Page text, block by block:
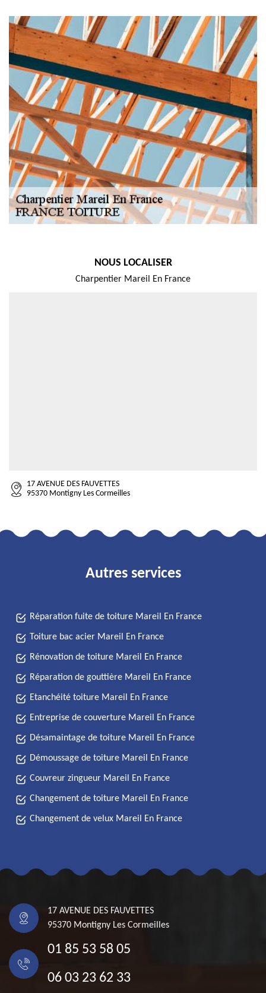
NOUS LOCALISER
Charpentier Mareil En France
17 AVENUE DES FAUVETTES
95370 Montigny Les Cormeilles
Autres services
Réparation fuite de toiture Mareil En France
Toiture bac acier Mareil En France
Rénovation de toiture Mareil En France
Réparation de gouttière Mareil En France
Etanchéité toiture Mareil En France
Entreprise de couverture Mareil En France
Désamaintage de toiture Mareil En France
Démoussage de toiture Mareil En France
Couvreur zingueur Mareil En France
Changement de toiture Mareil En France
Changement de velux Mareil En France
17 AVENUE DES FAUVETTES
95370 Montigny Les Cormeilles
01 85 53 58 05
06 03 23 62 33